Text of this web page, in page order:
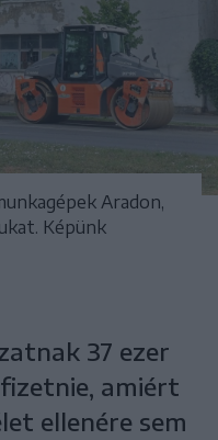
Aradon,
Képünk
37 ezer
amiért
ellenére sem